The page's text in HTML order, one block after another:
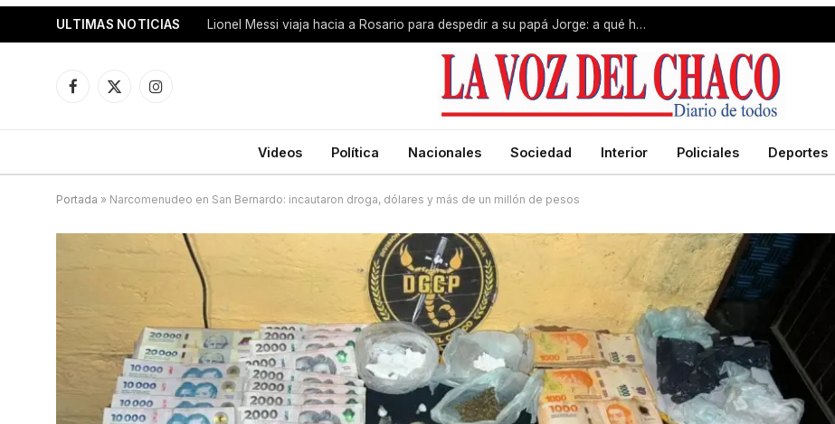
ULTIMAS NOTICIAS Lionel Messi viaja hacia a Rosario para despedir a su papá Jorge: a qué hora llegará
Facebook
X
Instagram
Videos Política Nacionales Sociedad Interior Policiales Deportes
Portada » Narcomenudeo en San Bernardo: incautaron droga, dólares y más de un millón de pesos